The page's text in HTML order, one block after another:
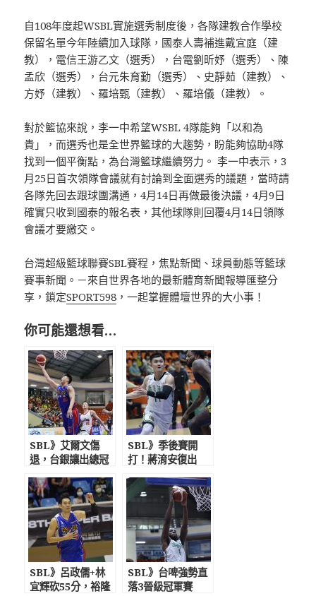
自108年度起WSBL實施選秀制度後，各隊建教合作學校
保留名單今年陸續加入球隊，國泰人壽補進戴宜庭（建
教），電信王游乙文（選秀），台電劉昕妤（選秀）、陳
孟欣（選秀），台元朱育勤（選秀）、史靜茹（建教）、
方妤（建教）、羅培甄（建教）、羅培儀（建教）。
對於籃協來說，李一中希望WSBL 4隊能夠「以和為
貴」，而選秀也是全世界籃球的大趨勢，盼能夠協助4隊
找到一個平衡點，為台灣籃球繼續努力。 李一中表示，3
月25日首次領隊會議就有討論到全面選秀的議題，當時請
各隊先回去跟球團溝通，4月14日再做最後決議，4月9日
確實只收到國泰的報名表，其他球隊則回覆4月14日領隊
會議才要繳交。
台灣超級籃球聯賽SBL賽程，焦點新聞、球員動態等籃球
賽事新聞。－來自世界各地的最新體育新聞報導匯整分
享，鎖定SPORT598 ，一起掌握體壇世界的大小事！
你可能還想看…
SBL》艾爾文傷
退，台銀讓出總冠
維：盼全新的台銀
讓大家耳目一新
SBL》季後賽開
打！蔣淯安復出
九太奪首勝添好運
SBL》呂政儒+林
宜輝砍55分，裕隆
SBL》台啤強勢直
落3晉級冠軍賽